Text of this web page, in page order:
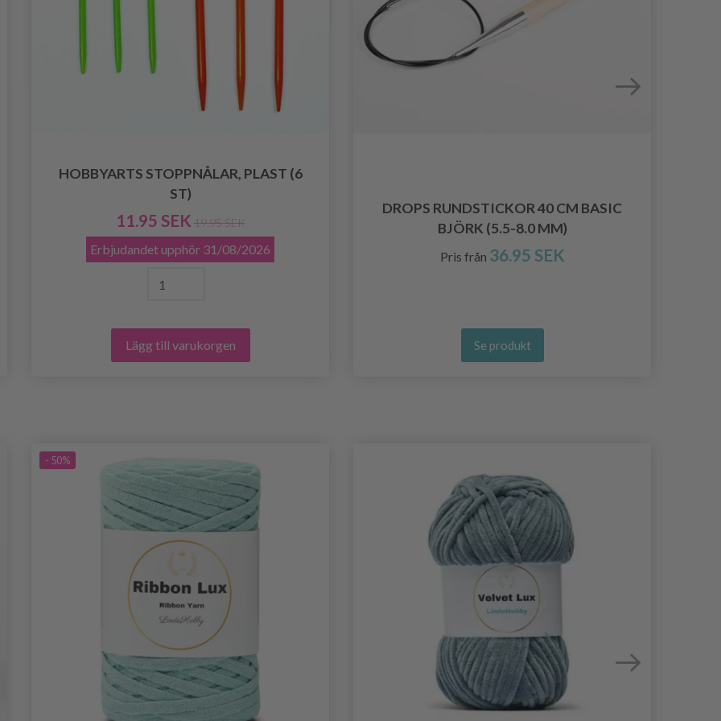
HOBBYARTS STOPPNÅLAR, PLAST (6
ST)
11.95 SEK 19.95 SEK
Erbjudandet upphör 31/08/2026
Lägg till varukorgen
DROPS RUNDSTICKOR 40 CM BASIC
BJÖRK (5.5-8.0 MM)
Pris från 36.95 SEK
Se produkt
- 50%